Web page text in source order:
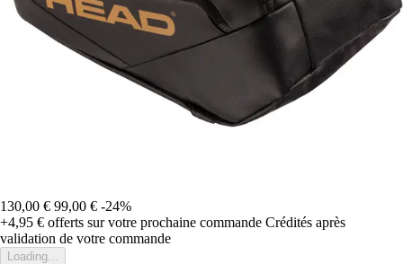
130,00 € 99,00 € -24%
+4,95 € offerts sur votre prochaine commande Crédités après
validation de votre commande
Loading...